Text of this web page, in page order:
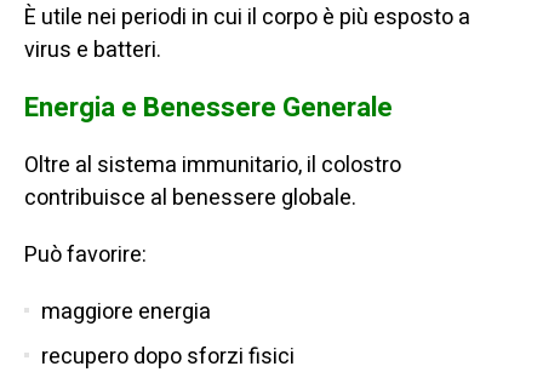
È utile nei periodi in cui il corpo è più esposto a
virus e batteri.
Energia e Benessere Generale
Oltre al sistema immunitario, il colostro
contribuisce al benessere globale.
Può favorire:
maggiore energia
recupero dopo sforzi fisici